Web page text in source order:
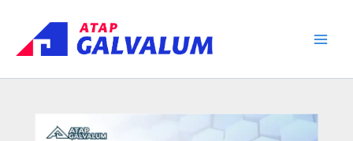
content